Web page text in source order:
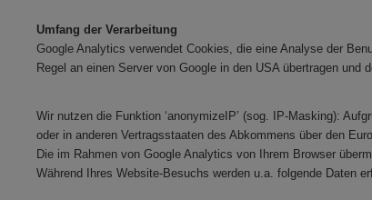
Umfang der Verarbeitung
Google Analytics verwendet Cookies, die eine Analyse der
Regel an einen Server von Google in den USA übertragen und
Wir nutzen die Funktion ‘anonymizeIP’ (sog. IP-Masking):
oder in anderen Vertragsstaaten des Abkommens über den
Die im Rahmen von Google Analytics von Ihrem Browser
Während Ihres Website-Besuchs werden u.a. folgende Daten